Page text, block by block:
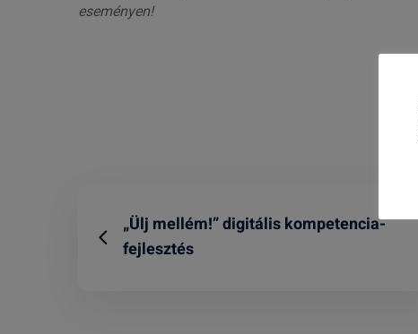
eseményen!
„Ülj mellém!” digitális kompetencia-
fejlesztés